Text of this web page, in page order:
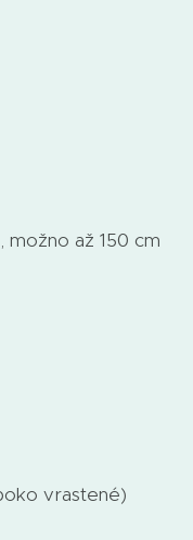
až 150 cm
vrastené)